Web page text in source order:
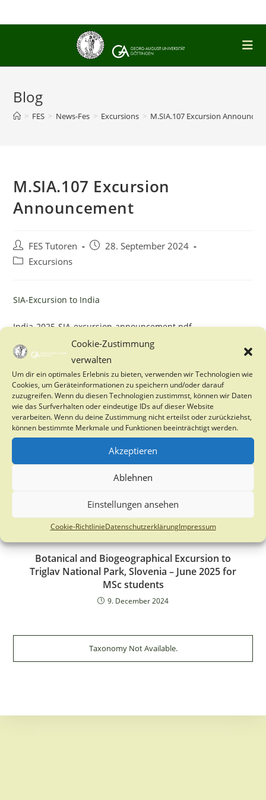
Cookie-Zustimmung
verwalten
Um dir ein optimales Erlebnis zu bieten, verwenden wir Technologien wie
Cookies, um Geräteinformationen zu speichern und/oder darauf
zuzugreifen. Wenn du diesen Technologien zustimmst, können wir Daten
wie das Surfverhalten oder eindeutige IDs auf dieser Website
verarbeiten. Wenn du deine Zustimmung nicht erteilst oder zurückziehst,
können bestimmte Merkmale und Funktionen beeinträchtigt werden.
Akzeptieren
Ablehnen
Einstellungen ansehen
Cookie-RichtlinieDatenschutzerklärungImpressum
to
Blog
> FES > News-Fes > Excursions > M.SIA.107 Excursion
M.SIA.107 Excursion
Announcement
Post
author:
FES Tutoren
Post28. September 2024
PostExcursions
SIA-Excursion to India
India-2025-SIA-excursion-announcement.pdf
YOU MIGHT ALSO LIKE
City Nature Challenge
26. April 2025
Invitation to the 7th International Summer
7. May 2026
Botanical and Biogeographical Excursion to
Triglav National Park, Slovenia – June 2025 for
MSc students
9. December 2024
Taxonomy Not Available.